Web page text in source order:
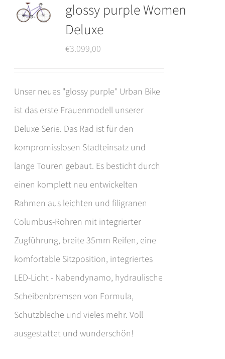
Varianten
auf.
Die
können
auf
der
Produktseite
gewählt
werden
glossy purple Women
Deluxe
€3.099,00
Unser neues "glossy purple" Urban Bike
ist das erste Frauenmodell unserer
Deluxe Serie. Das Rad ist für den
kompromisslosen Stadteinsatz und
lange Touren gebaut. Es besticht durch
einen komplett neu entwickelten
Rahmen aus leichten und filigranen
Columbus-Rohren mit integrierter
Zugführung, breite 35mm Reifen, eine
komfortable Sitzposition, integriertes
LED-Licht - Nabendynamo, hydraulische
Scheibenbremsen von Formula,
Schutzbleche und vieles mehr. Voll
ausgestattet und wunderschön!